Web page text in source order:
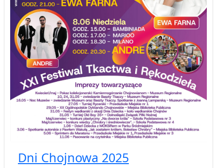
Dni Chojnowa 2025